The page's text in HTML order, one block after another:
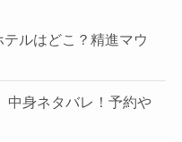
テルはどこ？精進マウ
中身ネタバレ！予約や